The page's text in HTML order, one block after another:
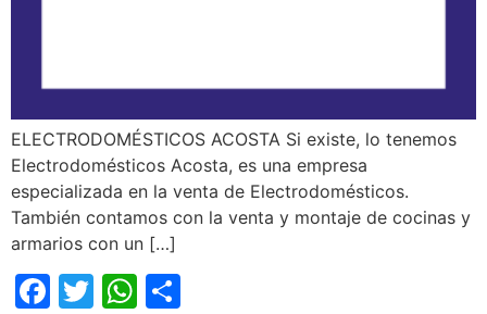
ELECTRODOMÉSTICOS ACOSTA Si existe, lo tenemos
Electrodomésticos Acosta, es una empresa
especializada en la venta de Electrodomésticos.
También contamos con la venta y montaje de cocinas y
armarios con un […]
Facebook
TwitterWhatsApp